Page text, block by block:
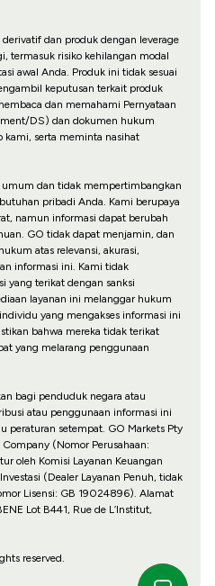
dan produk dengan leverage
termasuk risiko kehilangan modal
awal Anda. Produk ini tidak sesuai
keputusan terkait produk
dan memahami Pernyataan
DS) dan dokumen hukum
kami, serta meminta nasihat
dan tidak mempertimbangkan
pribadi Anda. Kami berupaya
namun informasi dapat berubah
GO tidak dapat menjamin, dan
atas relevansi, akurasi,
informasi ini. Kami tidak
yang terikat dengan sanksi
layanan ini melanggar hukum
yang mengakses informasi ini
bahwa mereka tidak terikat
yang melarang penggunaan
bagi penduduk negara atau
atau penggunaan informasi ini
peraturan setempat. GO Markets Pty
(Nomor Perusahaan:
oleh Komisi Layanan Keuangan
(Dealer Layanan Penuh, tidak
Lisensi: GB 19024896). Alamat
Lot B441, Rue de L’Institut,
reserved.